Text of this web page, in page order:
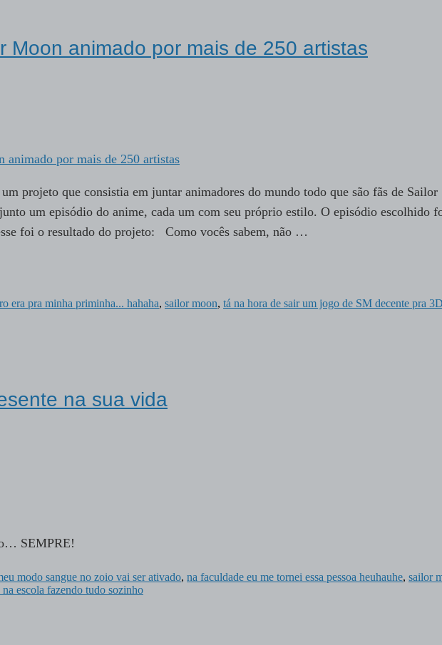
Moon animado por mais de 250 artistas
projeto que consistia em juntar animadores do mundo todo que são fãs de Sailor
um episódio do anime, cada um com seu próprio estilo. O episódio escolhido
foi o resultado do projeto: Como vocês sabem, não …
era pra minha priminha... hahaha, sailor moon, tá na hora de sair um jogo de SM decente pra
na sua vida
SEMPRE!
modo sangue no zoio vai ser ativado, na faculdade eu me tornei essa pessoa heuhauhe, sailor
escola fazendo tudo sozinho